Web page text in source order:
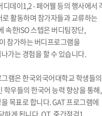
데이1,2 - 페어웰 등의 행사에서
활동하며 참가자들과 교류하는
속한ISO 스텝은 버디팀장단,
참가하는 버디프로그램을
가는 경험을 할 수 있습니다.
램은 한국외국어대학교 학생들의
학우들의 한국어 능력 향상을 통해,
목표로 합니다. GAT 프로그램에